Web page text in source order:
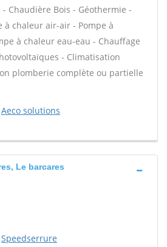
Chaudière Bois - Géothermie -
à chaleur air-air - Pompe à
à chaleur eau-eau - Chauffage
- Climatisation
plomberie complète ou partielle
Aeco solutions
Le barcares
Speedserrure